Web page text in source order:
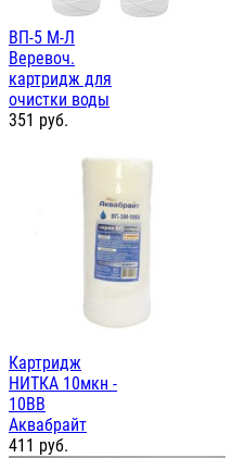
ВП-5 М-Л
Веревоч.
картридж для
очистки воды
351 руб.
Картридж
НИТКА 10мкн -
10ВВ
Аквабрайт
411 руб.